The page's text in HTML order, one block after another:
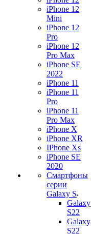
iPhone 12
Mini
iPhone 12
Pro
iPhone 12
Pro Max
iPhone SE
2022
iPhone 11
iPhone 11
Pro
iPhone 11
Pro Max
iPhone X
iPhone XR
IPhone Xs
iPhone SE
2020
Смартфоны
серии
Galaxy S
Galaxy
S22
Galaxy
S22